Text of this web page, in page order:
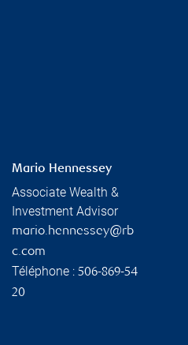
Mario Hennessey
Associate Wealth &
Investment Advisor
mario.hennessey@rb
c.com
Téléphone : 506-869-54
20